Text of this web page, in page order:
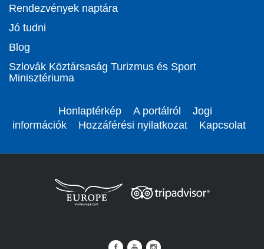
Rendezvények naptára
Jó tudni
Blog
Szlovák Köztársaság Turizmus és Sport
Minisztériuma
Honlaptérkép A portálról
Jogi
információk
Hozzáférési nyilatkozat Kapcsolat